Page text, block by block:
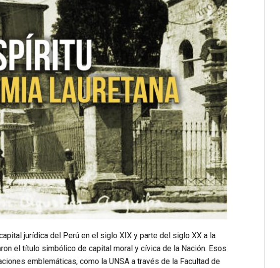
jurídica del Perú en el siglo XIX y parte del siglo XX a la
el título simbólico de capital moral y cívica de la Nación. Esos
emblemáticas, como la UNSA a través de la Facultad de